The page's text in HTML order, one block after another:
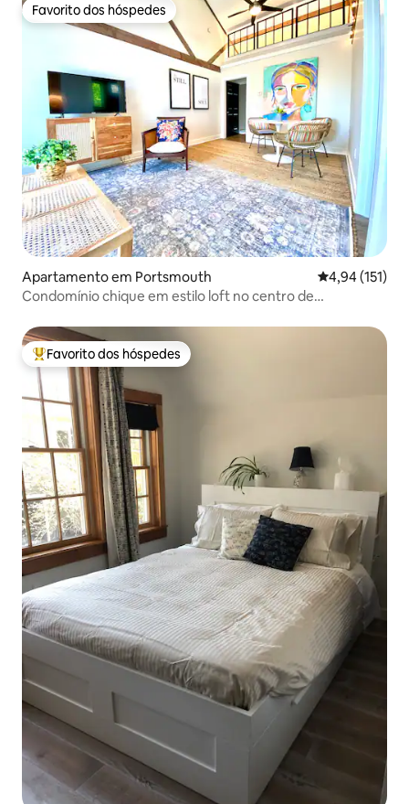
Favorito dos hóspedes
Favorito dos hóspedes
Apartamento em Portsmouth Classificação
4,94 (151)
Condomínio chique em estilo loft no centro de
Favoritos dos hóspedes mais apreciados
Favorito dos hóspedes